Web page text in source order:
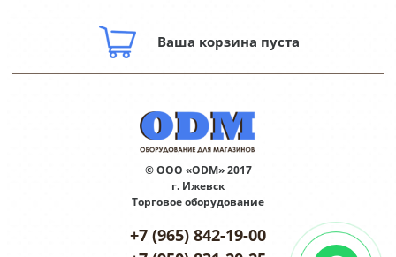
Ваша корзина пуста
© ООО «ODM» 2017
г. Ижевск
Торговое оборудование
+7 (965) 842-19-00